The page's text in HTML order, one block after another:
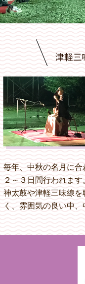
毎年、中秋の名月に
２～３日間行われま
神太鼓や津軽三味線
く、雰囲気の良い中